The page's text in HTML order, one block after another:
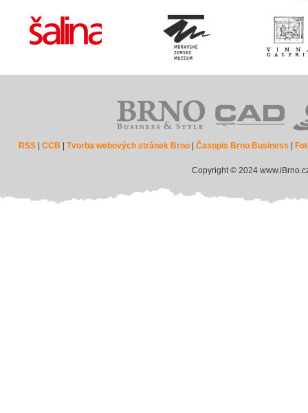
RSS |CCB |Tvorba webových stránek Brno |Časopis Brno Business
Copyright © 2024